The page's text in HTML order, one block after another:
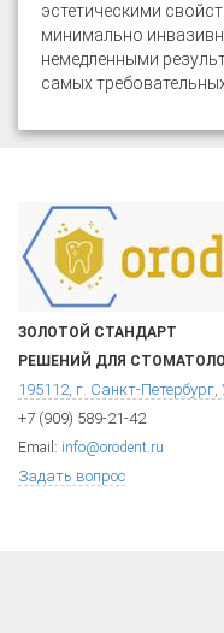
эстетическими
минимально
немедленными
самых
ЗОЛОТОЙ СТАНДАРТ
РЕШЕНИЙ ДЛЯ
195112, г. Санкт-Петербург,
+7 (909) 589-21-42
Email: info@orodent.ru
Задать вопрос